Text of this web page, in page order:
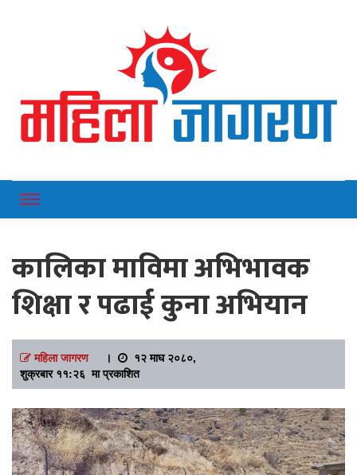
Mahilajagaran
कालिका माविमा अभिभावक
शिक्षा र पढाई कुना अभियान
महिला जागरण।
१२ माघ २०८०,
शुक्रबार ११:२६ मा प्रकाशित